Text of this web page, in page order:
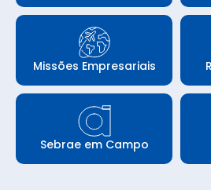
Missões Empresariais
Sebrae em Campo